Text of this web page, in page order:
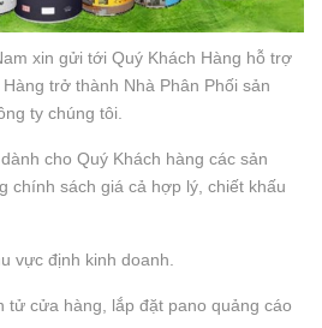
xin gửi tới Quý Khách Hàng hỗ trợ
trở thành Nhà Phân Phối sản
ty chúng tôi.
cho Quý Khách hàng các sản
chính sách giá cả hợp lý, chiết khấu
vực định kinh doanh.
tử cửa hàng, lắp đặt pano quảng cáo